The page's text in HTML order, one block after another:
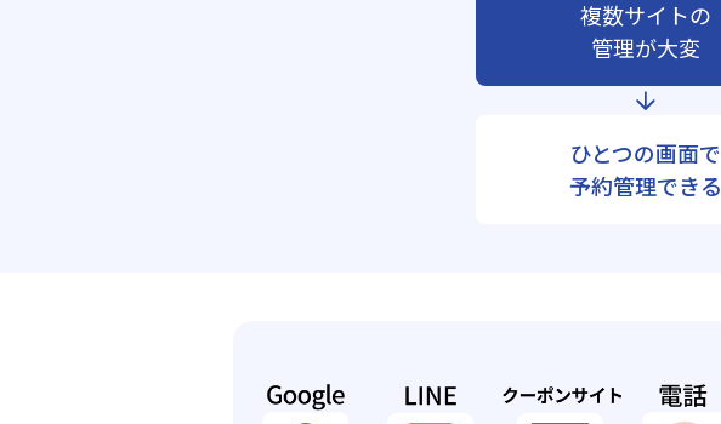
複数サイトの
管理が大変
ひとつの画面で
予約管理できる